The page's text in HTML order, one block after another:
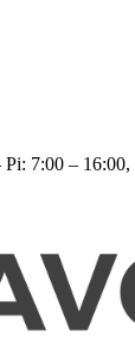
7:00 –